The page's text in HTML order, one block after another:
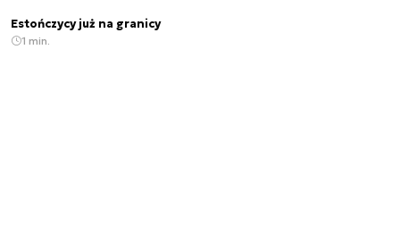
Estończycy już na granicy
1 min.